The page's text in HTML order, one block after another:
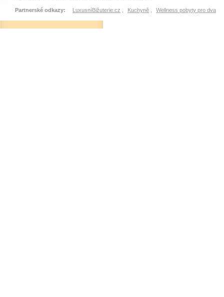
Partnerské odkazy: LuxusníBižuterie.cz Kuchyně Wellness pobyty pro dva